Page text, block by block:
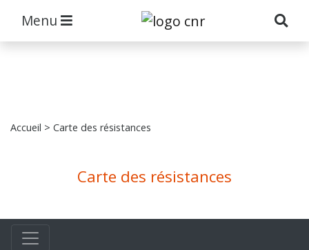
Menu
Accueil > Carte des résistances
Carte des résistances